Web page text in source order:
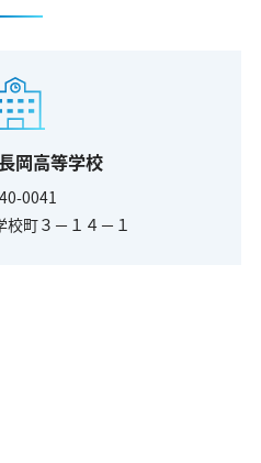
岡高等学校
0041
町３－１４－１